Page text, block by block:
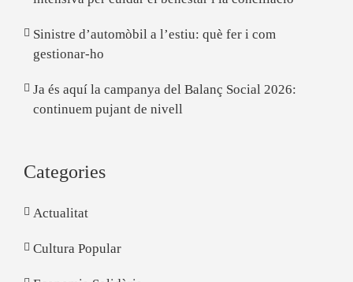
Sinistre d’automòbil a l’estiu: què fer i com
gestionar-ho
Ja és aquí la campanya del Balanç Social 2026:
continuem pujant de nivell
Categories
Actualitat
Cultura Popular